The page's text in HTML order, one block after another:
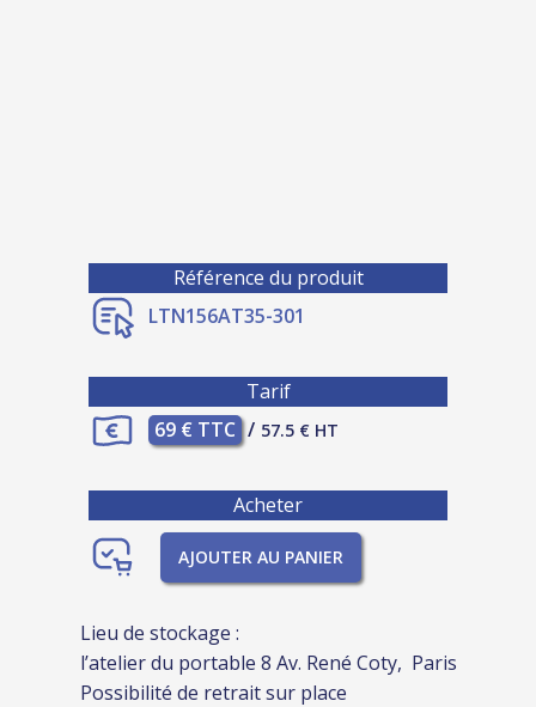
Référence du produit
LTN156AT35-301
Tarif
69 € TTC / 57.5 € HT
Acheter
AJOUTER AU PANIER
Lieu de stockage :
l’atelier du portable 8 Av. René Coty, Paris
Possibilité de retrait sur place